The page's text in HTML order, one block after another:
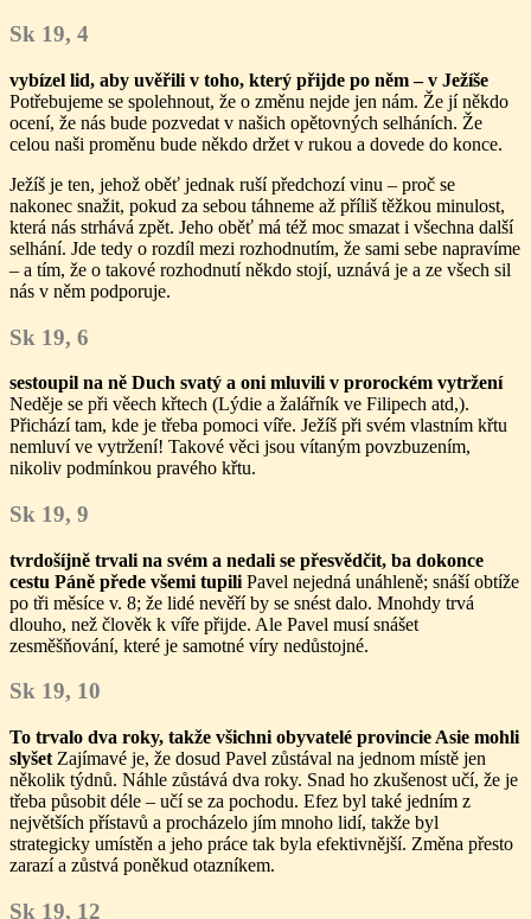
Sk 19, 4
vybízel lid, aby uvěřili v toho, který přijde po něm – v Ježíše
Potřebujeme se spolehnout, že o změnu nejde jen nám. Že jí někdo
ocení, že nás bude pozvedat v našich opětovných selháních. Že
celou naši proměnu bude někdo držet v rukou a dovede do konce.
Ježíš je ten, jehož oběť jednak ruší předchozí vinu – proč se
nakonec snažit, pokud za sebou táhneme až příliš těžkou minulost,
která nás strhává zpět. Jeho oběť má též moc smazat i všechna další
selhání. Jde tedy o rozdíl mezi rozhodnutím, že sami sebe napravíme
– a tím, že o takové rozhodnutí někdo stojí, uznává je a ze všech sil
nás v něm podporuje.
Sk 19, 6
sestoupil na ně Duch svatý a oni mluvili v prorockém vytržení
Neděje se při věech křtech (Lýdie a žalářník ve Filipech atd,).
Přichází tam, kde je třeba pomoci víře. Ježíš při svém vlastním křtu
nemluví ve vytržení! Takové věci jsou vítaným povzbuzením,
nikoliv podmínkou pravého křtu.
Sk 19, 9
tvrdošíjně trvali na svém a nedali se přesvědčit, ba dokonce
cestu Páně přede všemi tupili Pavel nejedná unáhleně; snáší obtíže
po tři měsíce v. 8; že lidé nevěří by se snést dalo. Mnohdy trvá
dlouho, než člověk k víře přijde. Ale Pavel musí snášet
zesměšňování, které je samotné víry nedůstojné.
Sk 19, 10
To trvalo dva roky, takže všichni obyvatelé provincie Asie mohli
slyšet Zajímavé je, že dosud Pavel zůstával na jednom místě jen
několik týdnů. Náhle zůstává dva roky. Snad ho zkušenost učí, že je
třeba působit déle – učí se za pochodu. Efez byl také jedním z
největších přístavů a procházelo jím mnoho lidí, takže byl
strategicky umístěn a jeho práce tak byla efektivnější. Změna přesto
zarazí a zůstvá poněkud otazníkem.
Sk 19, 12